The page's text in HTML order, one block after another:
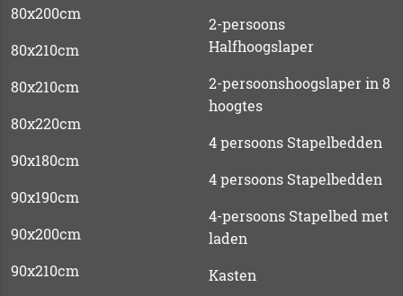
80x200cm
80x210cm
80x210cm
80x220cm
90x180cm
90x190cm
90x200cm
90x210cm
2-persoons
Halfhoogslaper
2-persoonshoogslaper in 8
hoogtes
4 persoons Stapelbedden
4 persoons Stapelbedden
4-persoons Stapelbed met
laden
Kasten